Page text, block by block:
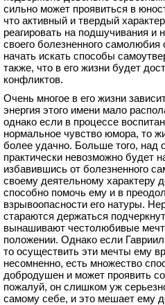
сильно может проявиться в
что активный и твердый
реагировать на подшучивания и
своего болезненного
начать искать способы
также, что в его жизни будет
конфликтов.
Очень многое в его жизни
энергия этого имени мало
однако если в процессе
нормальное чувство юмора, то
более удачно. Больше того, над
практически невозможно будет
избавившись от болезненного
своему деятельному характеру
способно помочь ему и в
взрывоопасности его натуры.
стараются держаться
вынашивают честолюбивые
положении. Однако если
то осуществить эти мечты ему
несомненно, есть множество
добродушен и может проявить
пожалуй, он слишком уж
самому себе, и это мешает ему